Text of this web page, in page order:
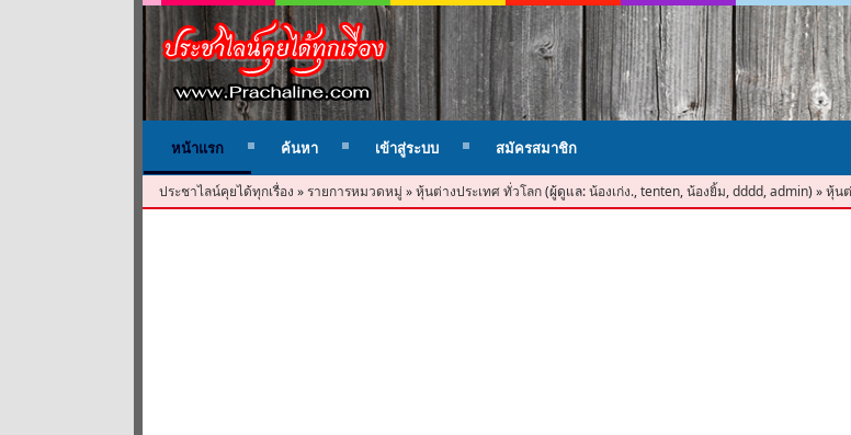
หน้าแรก ค้นหา เข้าสู่ระบบ สมัครสมาชิก
ประชาไลน์คุยได้ทุกเรื่อง » รายการหมวดหมู่ »หุ้นต่างประเทศ ทั่วโลก(ผู้ดูแล:น้องเก่ง.,tenten,น้องยิ้ม,dddd,admin) »หุ้น